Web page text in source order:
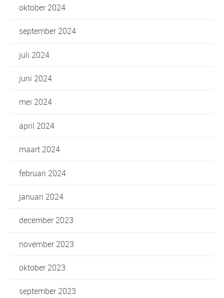
oktober 2024
september 2024
juli 2024
juni 2024
mei 2024
april 2024
maart 2024
februari 2024
januari 2024
december 2023
november 2023
oktober 2023
september 2023